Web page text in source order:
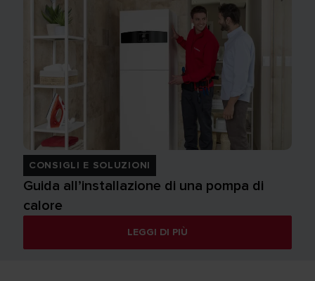
CONSIGLI E SOLUZIONI
Guida all’installazione di una pompa di
calore
LEGGI DI PIÙ